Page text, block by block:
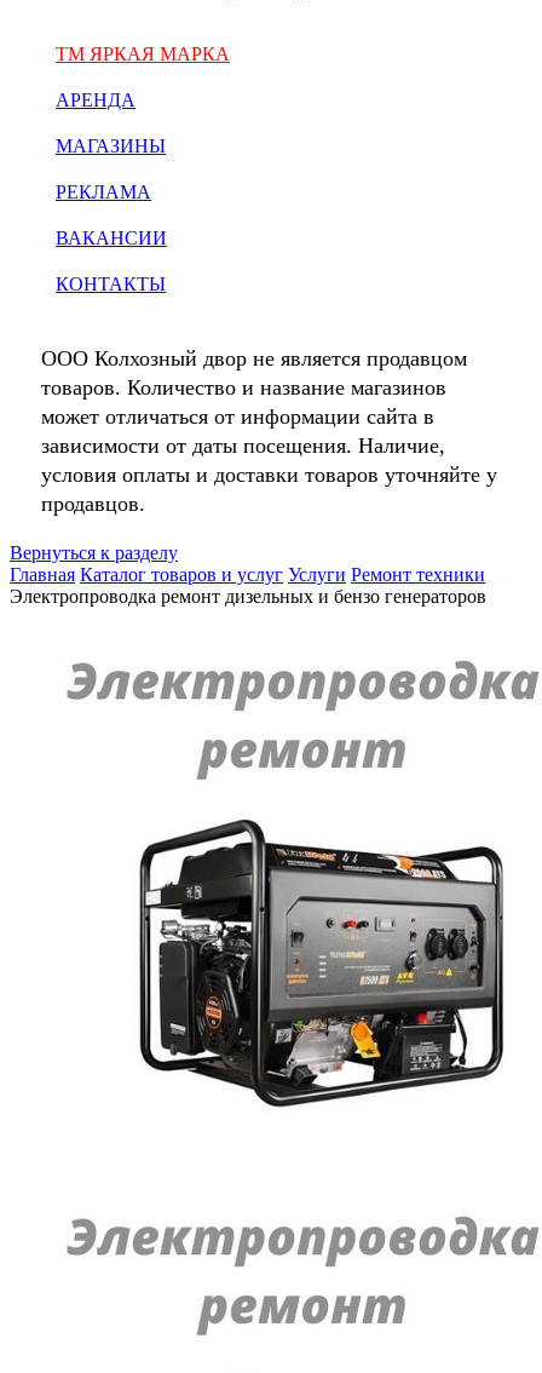
ТМ ЯРКАЯ МАРКА
АРЕНДА
МАГАЗИНЫ
РЕКЛАМА
ВАКАНСИИ
КОНТАКТЫ
ООО Колхозный двор не является продавцом
товаров. Количество и название магазинов
может отличаться от информации сайта в
зависимости от даты посещения. Наличие,
условия оплаты и доставки товаров уточняйте у
продавцов.
Вернуться к разделу
Главная Каталог товаров и услуг Услуги Ремонт техники
Электропроводка ремонт дизельных и бензо генераторов